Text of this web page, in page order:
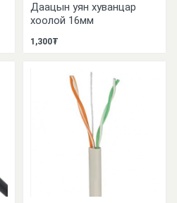
Даацын уян хуванцар
хоолой 16мм
1,300₮